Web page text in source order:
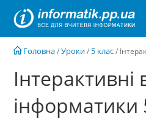
Перейти
вмісту
Головна/Уроки/ 5 клас/
інформатики